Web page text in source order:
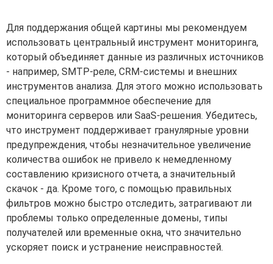
Для поддержания общей картины мы рекомендуем
использовать центральный инструмент мониторинга,
который объединяет данные из различных источников
- например, SMTP-реле, CRM-системы и внешних
инструментов анализа. Для этого можно использовать
специальное программное обеспечение для
мониторинга серверов или SaaS-решения. Убедитесь,
что инструмент поддерживает гранулярные уровни
предупреждения, чтобы незначительное увеличение
количества ошибок не привело к немедленному
составлению кризисного отчета, а значительный
скачок - да. Кроме того, с помощью правильных
фильтров можно быстро отследить, затрагивают ли
проблемы только определенные домены, типы
получателей или временные окна, что значительно
ускоряет поиск и устранение неисправностей.